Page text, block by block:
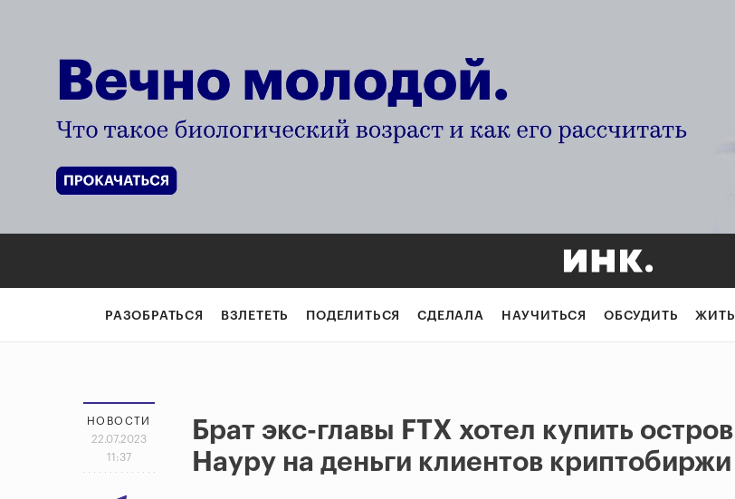
РАЗОБРАТЬСЯ ВЗЛЕТЕТЬ ПОДЕЛИТЬСЯ СДЕЛАЛА НАУЧИТЬСЯ ОБСУДИТЬ ЖИТЬ
НОВОСТИ
22.07.2023
11:37
Брат экс-главы FTX хотел купить остров
Науру на деньги клиентов криптобиржи